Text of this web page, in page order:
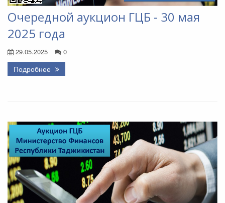
Очередной аукцион ГЦБ - 30 мая
2025 года
29.05.2025 0
Подробнее